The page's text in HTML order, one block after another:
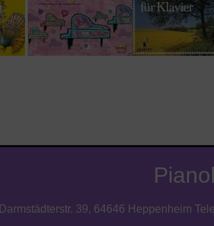
Darmstädterstr. 39, 64646 Heppenheim